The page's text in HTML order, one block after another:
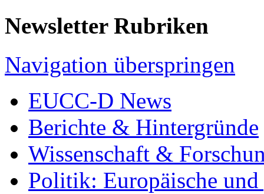
Newsletter Rubriken
Navigation überspringen
EUCC-D News
Berichte & Hintergründe
Wissenschaft &
Politik: Europäische